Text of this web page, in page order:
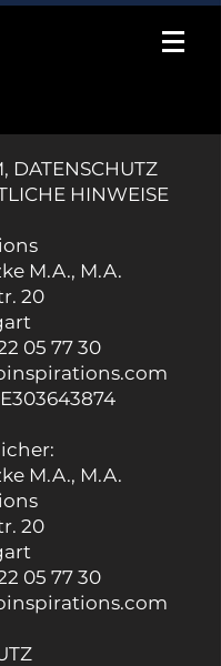
DATENSCHUTZ
HINWEISE
M.A., M.A.
20
05 77 30
M.A., M.A.
20
05 77 30